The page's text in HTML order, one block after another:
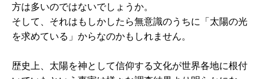
方は多いのではないでしょうか。
そして、それはもしかしたら無意識のうちに「太陽の光
を求めている」からなのかもしれません。
歴史上、太陽を神として信仰する文化が世界各地に根付